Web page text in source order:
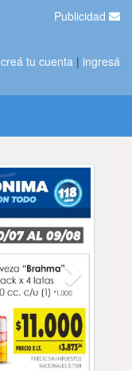
Publicidad
creá tu cuenta | ingresá